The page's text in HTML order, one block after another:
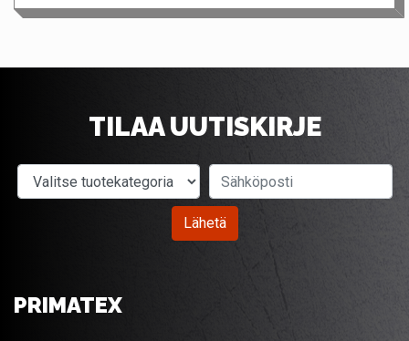
TILAA UUTISKIRJE
Valitse tuotekategoria
Lähetä
PRIMATEX